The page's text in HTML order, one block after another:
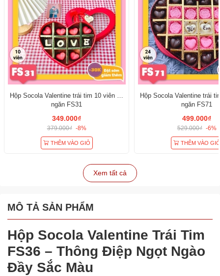
Hộp Socola Valentine trái tim 10 viên có
ngăn FS31
349.000₫
379.000₫ -8%
THÊM VÀO GIỎ
Hộp Socola Valentine trái
ngăn FS71
499.000₫
529.000₫ -6%
THÊM VÀO GIỎ
Xem tất cả
MÔ TẢ SẢN PHẨM
Hộp Socola Valentine Trái Tim
FS36 – Thông Điệp Ngọt Ngào
Đầy Sắc Màu